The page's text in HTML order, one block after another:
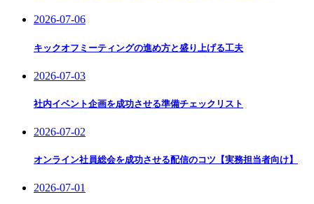
2026-07-06
キックオフミーティングの進め方と盛り上げる工夫
2026-07-03
社内イベント企画を成功させる準備チェックリスト
2026-07-02
オンライン社員総会を成功させる配信のコツ【実務担当者向け】
2026-07-01